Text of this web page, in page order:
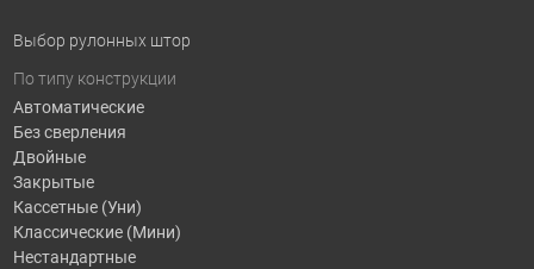
Выбор рулонных штор
По типу конструкции
Автоматические
Без сверления
Двойные
Закрытые
Кассетные (Уни)
Классические (Мини)
Нестандартные